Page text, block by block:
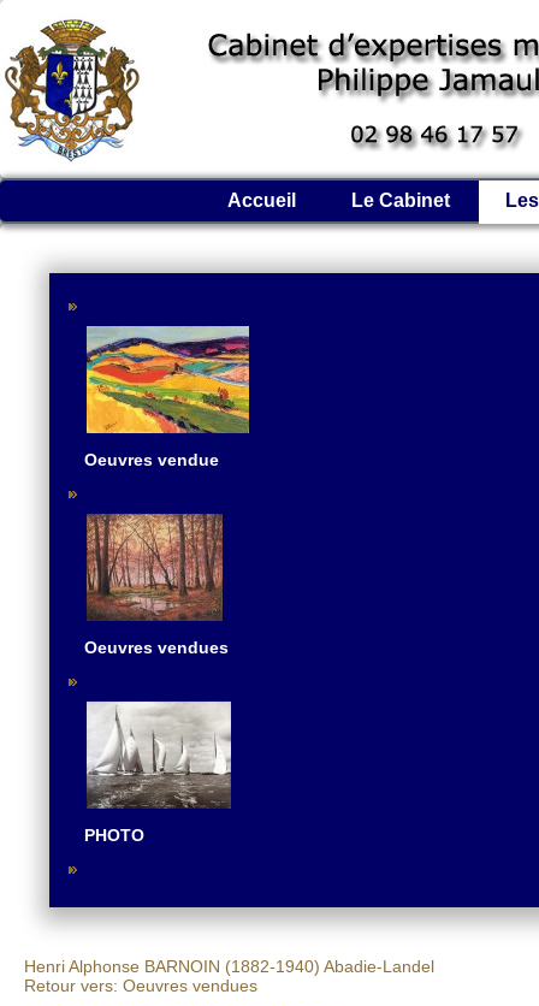
Accueil Le Cabinet
Oeuvres vendue
Oeuvres vendues
PHOTO
Henri Alphonse BARNOIN (1882-1940) Abadie-Landel
Retour vers: Oeuvres vendues